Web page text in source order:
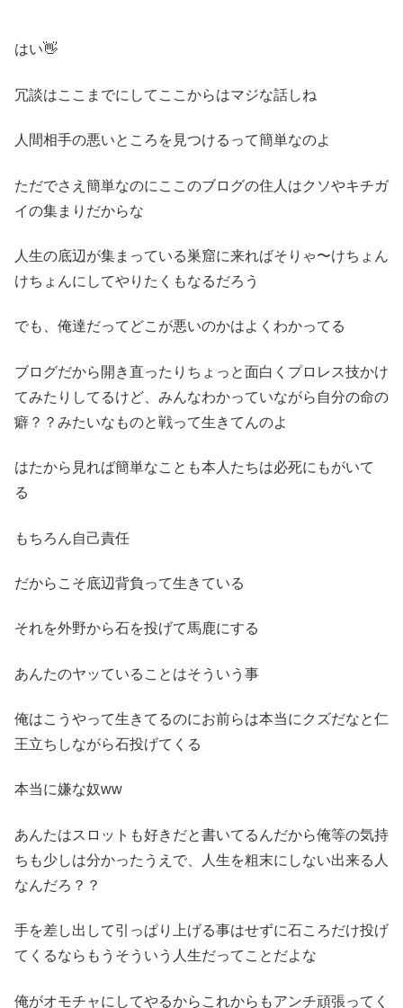
はい👋
冗談はここまでにしてここからはマジな話しね
人間相手の悪いところを見つけるって簡単なのよ
ただでさえ簡単なのにここのブログの住人はクソやキチガ
イの集まりだからな
人生の底辺が集まっている巣窟に来ればそりゃ〜けちょん
けちょんにしてやりたくもなるだろう
でも、俺達だってどこが悪いのかはよくわかってる
ブログだから開き直ったりちょっと面白くプロレス技かけ
てみたりしてるけど、みんなわかっていながら自分の命の
癖？？みたいなものと戦って生きてんのよ
はたから見れば簡単なことも本人たちは必死にもがいて
る
もちろん自己責任
だからこそ底辺背負って生きている
それを外野から石を投げて馬鹿にする
あんたのヤッていることはそういう事
俺はこうやって生きてるのにお前らは本当にクズだなと仁
王立ちしながら石投げてくる
本当に嫌な奴ww
あんたはスロットも好きだと書いてるんだから俺等の気持
ちも少しは分かったうえで、人生を粗末にしない出来る人
なんだろ？？
手を差し出して引っぱり上げる事はせずに石ころだけ投げ
てくるならもうそういう人生だってことだよな
俺がオモチャにしてやるからこれからもアンチ頑張ってく